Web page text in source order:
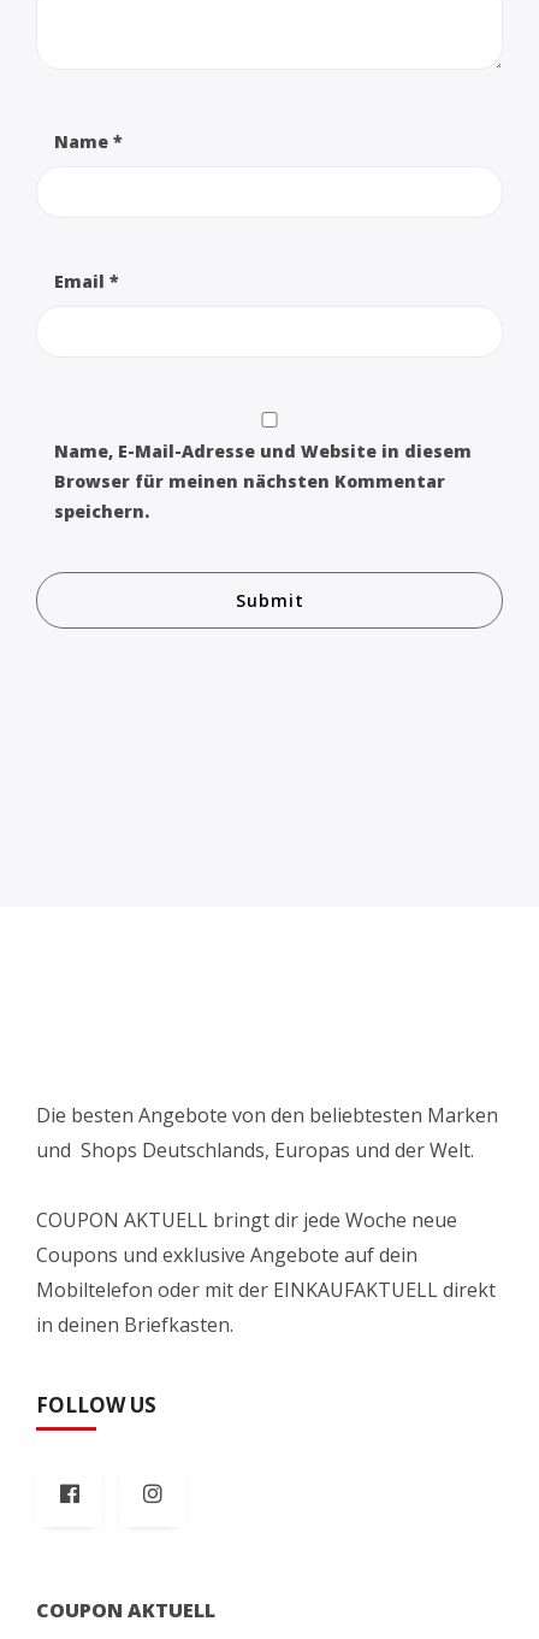
Name *
Email *
Name, E-Mail-Adresse und Website in diesem
Browser für meinen nächsten Kommentar
speichern.
Die besten Angebote von den beliebtesten Marken
und Shops Deutschlands, Europas und der Welt.
COUPON AKTUELL bringt dir jede Woche neue
Coupons und exklusive Angebote auf dein
Mobiltelefon oder mit der EINKAUFAKTUELL direkt
in deinen Briefkasten.
FOLLOW US
COUPON AKTUELL